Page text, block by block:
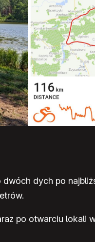
dwóch dych po
po otwarciu lokali